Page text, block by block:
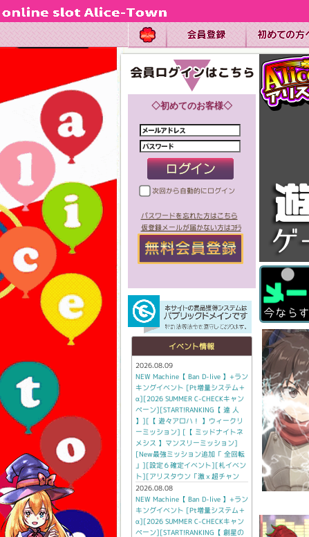
◇初めてのお客様◇
次回から自動的にログイン
パスワードを忘れた方はこちら
仮登録メールが届かない方はｺﾁﾗ
イベント情報
2026.08.09
NEW Machine【 Ban D-live 】+ラン
キングイベント [Pt増量システム＋
α][2026 SUMMER C-CHECKキャン
ペーン][START!RANKING【 達 人
】][【 遊々アロハ！ 】ウィークリ
ーミッション] [【 ミッドナイトネ
メシス 】マンスリーミッション]
[New最強ミッション追加「 全回転
」][設定６確定イベント][札イベン
ト][アリスタウン「激ｘ超チャン
2026.08.08
NEW Machine【 Ban D-live 】+ラン
キングイベント [Pt増量システム＋
α][2026 SUMMER C-CHECKキャン
ペーン][START!RANKING【 創星の